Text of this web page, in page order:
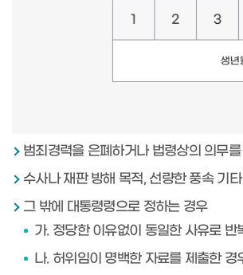
범죄경력을 은폐하거나 법령상의 의무
수사나 재판 방해 목적, 선량한 풍속 기
그 밖에 대통령령으로 정하는 경우
가. 정당한 이유없이 동일한 사유로 반
나. 허위임이 명백한 자료를 제출한 경